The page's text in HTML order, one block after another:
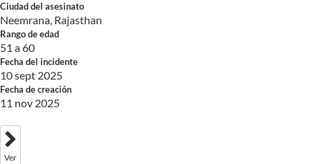
Ciudad del asesinato
Neemrana, Rajasthan
Rango de edad
51 a 60
Fecha del incidente
10 sept 2025
Fecha de creación
11 nov 2025
Ver